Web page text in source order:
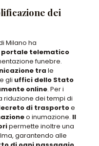
dei
Milano ha
portale telematico
funebre.
tra le
gli uffici dello Stato
online. Per i
riduzione dei tempi di
di trasportoe
o inumazione. Il
permette inoltre una
, garantendo alle